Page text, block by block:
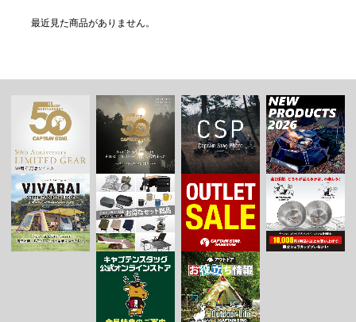
最近見た商品がありません。